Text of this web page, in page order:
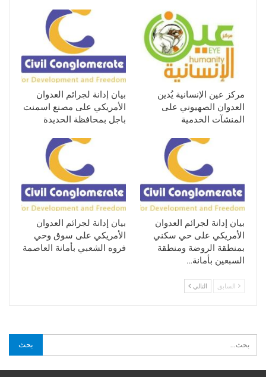
مركز عين الإنسانية يُدين
العدوان الصهيوني على
المنشآت الخدمية
بيان إدانة لجرائم العدوان
الأمريكي على مصنع اسمنت
باجل بمحافظة الحديدة
بيان إدانة لجرائم العدوان
الأمريكي على حي سكني
بمنطقة الروضة ومنطقة
السبعين بأمانة…
بيان إدانة لجرائم العدوان
الأمريكي على سوق وحي
فروه الشعبي بأمانة العاصمة
السابق التالي